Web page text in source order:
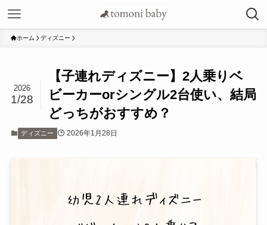
ホーム ディズニー
【子連れディズニー】2人乗りベ
ビーカーorシングル2台使い、結局
どっちがおすすめ？
2026
1/28
ディズニー 2026年1月28日